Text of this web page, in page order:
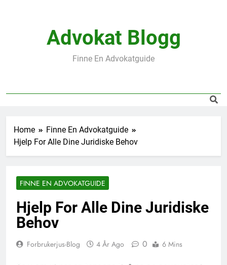
Advokat Blogg
Finne En Advokatguide
Home
Finne En Advokatguide
Hjelp For Alle Dine Juridiske Behov
FINNE EN ADVOKATGUIDE
Hjelp For Alle Dine Juridiske
Behov
Forbrukerjus-Blog 4 År Ago 0 6 Mins